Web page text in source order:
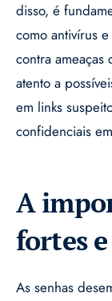
disso, é
como antivírus
contra
atento a
em links
confidenciais
A
fortes
As senhas